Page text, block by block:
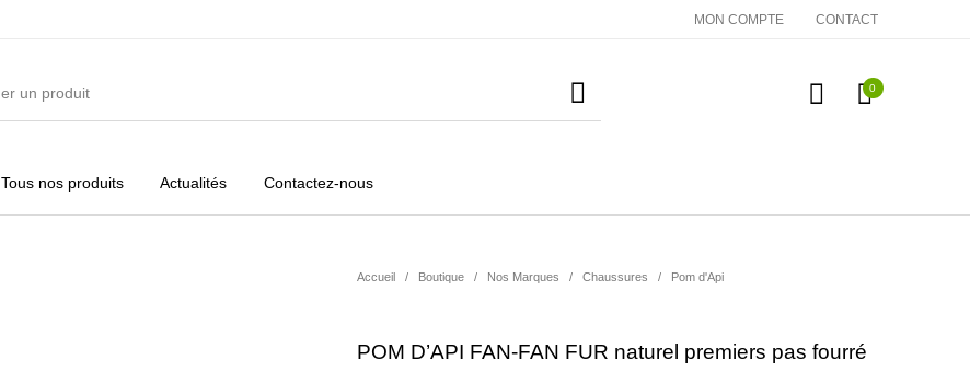
MON COMPTE CONTACT
0
Tous nos produits Actualités Contactez-nous
Accueil / Boutique / Nos Marques / Chaussures / Pom d'Api
POM D’API FAN-FAN FUR naturel premiers pas fourré